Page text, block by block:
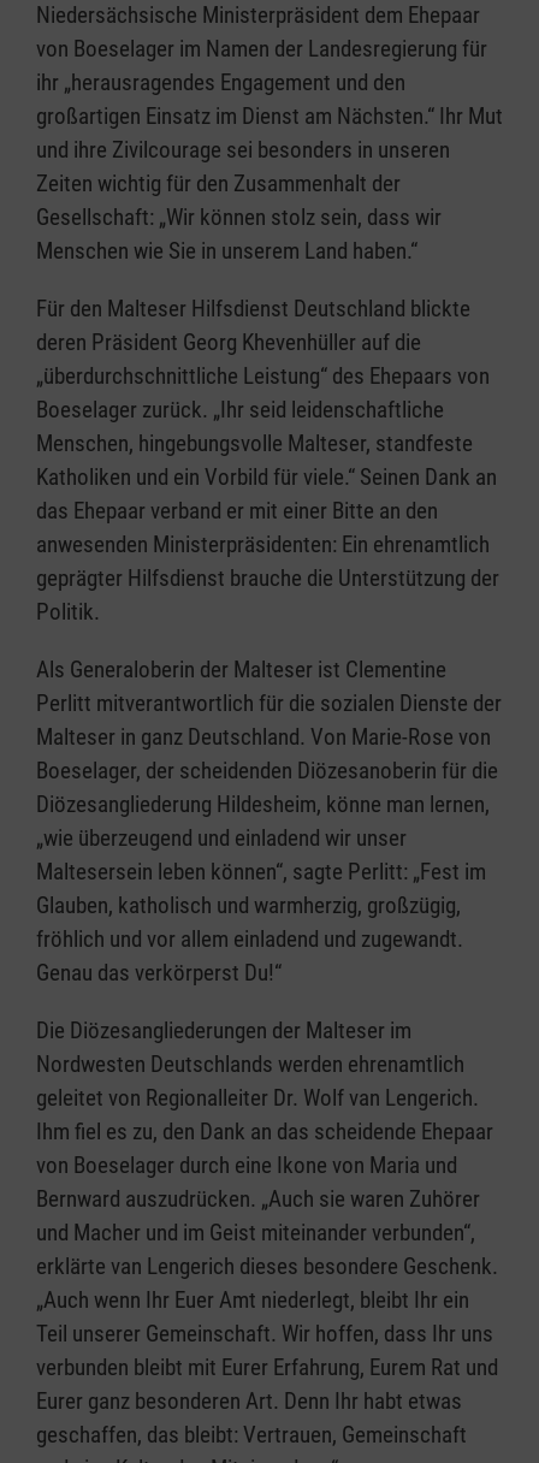
Niedersächsische Ministerpräsident dem Ehepaar
von Boeselager im Namen der Landesregierung für
ihr „herausragendes Engagement und den
großartigen Einsatz im Dienst am Nächsten.“ Ihr Mut
und ihre Zivilcourage sei besonders in unseren
Zeiten wichtig für den Zusammenhalt der
Gesellschaft: „Wir können stolz sein, dass wir
Menschen wie Sie in unserem Land haben.“
Für den Malteser Hilfsdienst Deutschland blickte
deren Präsident Georg Khevenhüller auf die
„überdurchschnittliche Leistung“ des Ehepaars von
Boeselager zurück. „Ihr seid leidenschaftliche
Menschen, hingebungsvolle Malteser, standfeste
Katholiken und ein Vorbild für viele.“ Seinen Dank an
das Ehepaar verband er mit einer Bitte an den
anwesenden Ministerpräsidenten: Ein ehrenamtlich
geprägter Hilfsdienst brauche die Unterstützung der
Politik.
Als Generaloberin der Malteser ist Clementine
Perlitt mitverantwortlich für die sozialen Dienste der
Malteser in ganz Deutschland. Von Marie-Rose von
Boeselager, der scheidenden Diözesanoberin für die
Diözesangliederung Hildesheim, könne man lernen,
„wie überzeugend und einladend wir unser
Maltesersein leben können“, sagte Perlitt: „Fest im
Glauben, katholisch und warmherzig, großzügig,
fröhlich und vor allem einladend und zugewandt.
Genau das verkörperst Du!“
Die Diözesangliederungen der Malteser im
Nordwesten Deutschlands werden ehrenamtlich
geleitet von Regionalleiter Dr. Wolf van Lengerich.
Ihm fiel es zu, den Dank an das scheidende Ehepaar
von Boeselager durch eine Ikone von Maria und
Bernward auszudrücken. „Auch sie waren Zuhörer
und Macher und im Geist miteinander verbunden“,
erklärte van Lengerich dieses besondere Geschenk.
„Auch wenn Ihr Euer Amt niederlegt, bleibt Ihr ein
Teil unserer Gemeinschaft. Wir hoffen, dass Ihr uns
verbunden bleibt mit Eurer Erfahrung, Eurem Rat und
Eurer ganz besonderen Art. Denn Ihr habt etwas
geschaffen, das bleibt: Vertrauen, Gemeinschaft